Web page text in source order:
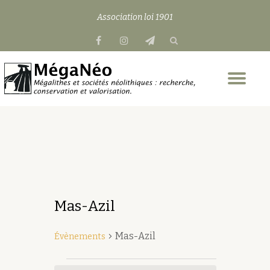
contenu
Association loi 1901
fa-
fa-
fa-
Mas-Azil
Évènements Mas-Azil